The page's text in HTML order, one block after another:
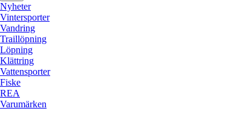
Nyheter
Vintersporter
Vandring
Traillöpning
Löpning
Klättring
Vattensporter
Fiske
REA
Varumärken